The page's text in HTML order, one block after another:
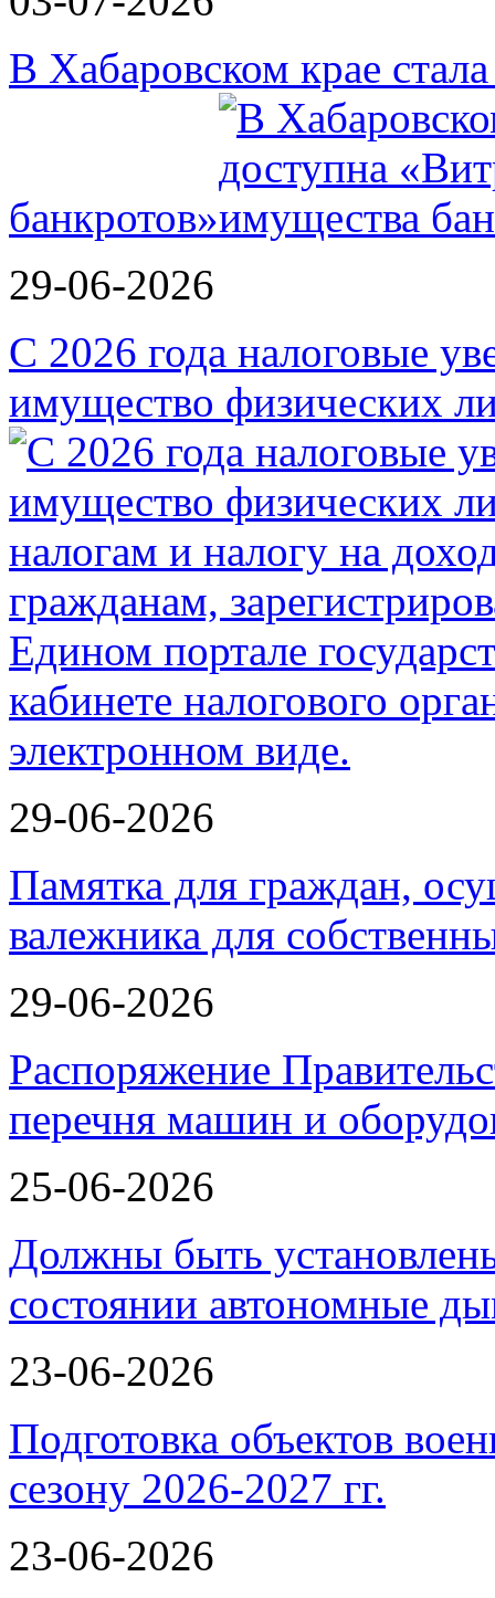
В Хабаровском крае
банкротов»
29-06-2026
С 2026 года налоговые
имущество физических
29-06-2026
Памятка для граждан,
валежника для
29-06-2026
Распоряжение
перечня машин и
25-06-2026
Должны быть
состоянии автономные
23-06-2026
Подготовка объектов
сезону 2026-2027 гг.
23-06-2026